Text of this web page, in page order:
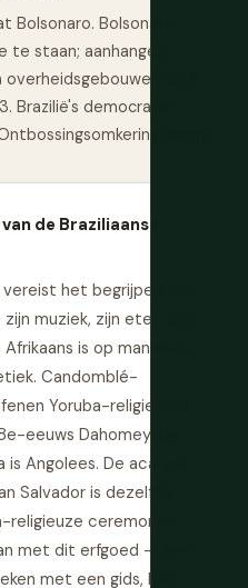
Bolsonaro. Bolsonaro
staan; aanhangers
op 8
Brazilië's democratie
begint.
de Braziliaanse
het begrijpen dat
muziek, zijn eten, zijn
is op manieren
Candomblé-
Yoruba-religie met
eeuws Dahomey. De
Angolees. De acarajé
Salvador is dezelfde
ceremonies
met dit erfgoed — een
met een gids, het